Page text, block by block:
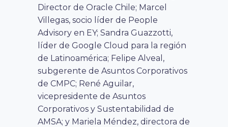
Director de Oracle Chile; Marcel
Villegas, socio líder de People
Advisory en EY; Sandra Guazzotti,
líder de Google Cloud para la región
de Latinoamérica; Felipe Alveal,
subgerente de Asuntos Corporativos
de CMPC; René Aguilar,
vicepresidente de Asuntos
Corporativos y Sustentabilidad de
AMSA; y Mariela Méndez, directora de